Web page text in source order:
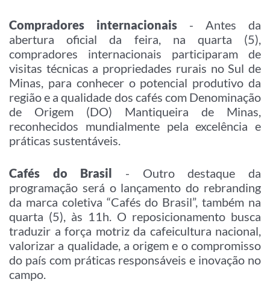
Compradores internacionais - Antes da
abertura oficial da feira, na quarta (5),
compradores internacionais participaram de
visitas técnicas a propriedades rurais no Sul de
Minas, para conhecer o potencial produtivo da
região e a qualidade dos cafés com Denominação
de Origem (DO) Mantiqueira de Minas,
reconhecidos mundialmente pela excelência e
práticas sustentáveis.
Cafés do Brasil - Outro destaque da
programação será o lançamento do rebranding
da marca coletiva “Cafés do Brasil”, também na
quarta (5), às 11h. O reposicionamento busca
traduzir a força motriz da cafeicultura nacional,
valorizar a qualidade, a origem e o compromisso
do país com práticas responsáveis e inovação no
campo.